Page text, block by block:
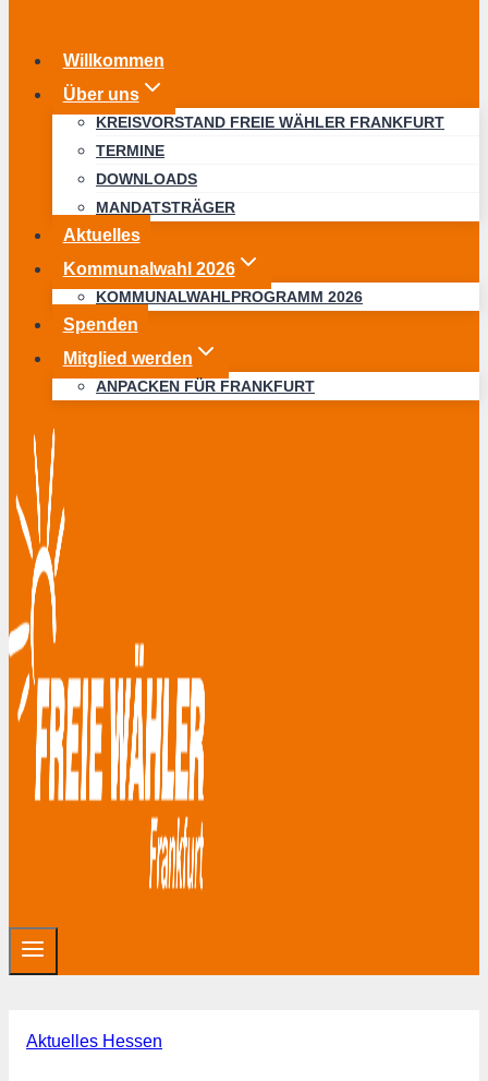
Willkommen
Über uns
KREISVORSTAND FREIE WÄHLER FRANKFURT
TERMINE
DOWNLOADS
MANDATSTRÄGER
Aktuelles
Kommunalwahl 2026
KOMMUNALWAHLPROGRAMM 2026
Spenden
Mitglied werden
ANPACKEN FÜR FRANKFURT
Aktuelles Hessen